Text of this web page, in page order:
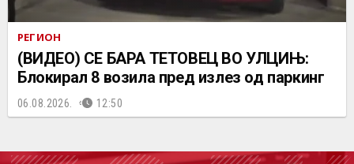
РЕГИОН
(ВИДЕО) СЕ БАРА ТЕТОВЕЦ ВО УЛЦИЊ:
Блокирал 8 возила пред излез од паркинг
06.08.2026. 12:50